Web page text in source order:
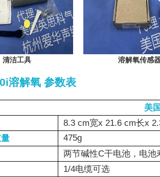
清洁工具 溶解氧传感
溶解氧 参数表
美
8.3 cm宽x 21.6 cm长x
475g
两节碱性C干电池，电池
1/4电缆可选